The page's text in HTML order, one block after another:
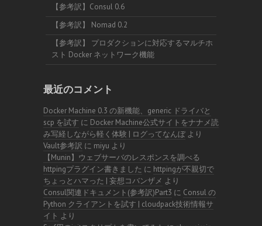
【参考訳】Consul 0.6
【参考訳】 Nomad 0.2
【参考訳】 プロダクションに対応するマルチホ
スト Docker ネットワーク機能
最近のコメント
Docker Machine 0.3 の新機能、generic ドライバと
scp を試す に Docker Machine公式サイトをナナメ読
み写経しながら軽く体験 | ログってなんぼより
Vault参考訳 に miyu より
【Munin】ウェブサーバのレスポンスを調べる
httpingプラグイン書きました に httpingが不親切で
ちょっとハマった | 妄想コバンザメ より
Consul関連ドキュメント(参考訳)Part3 に Consul の
Python クライアントを試す | cloudpack技術情報サ
イト より